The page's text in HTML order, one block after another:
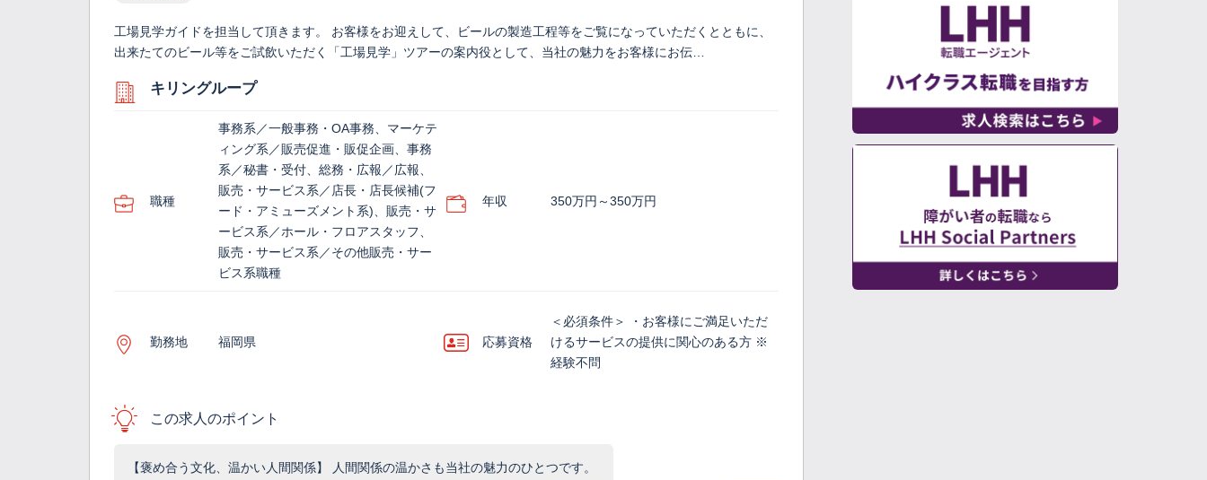
工場見学ガイドを担当して頂きます。 お客様をお迎えして、ビールの製造工程等をご覧になっていただくとともに、
出来たてのビール等をご試飲いただく「工場見学」ツアーの案内役として、当社の魅力をお客様にお伝…
キリングループ
職種
事務系／一般事務・OA事務、マーケテ
ィング系／販売促進・販促企画、事務
系／秘書・受付、総務・広報／広報、
販売・サービス系／店長・店長候補(フ
ード・アミューズメント系)、販売・サ
ービス系／ホール・フロアスタッフ、
販売・サービス系／その他販売・サー
ビス系職種
年収 350万円～350万円
勤務地 福岡県 応募資格
＜必須条件＞ ・お客様にご満足いただ
けるサービスの提供に関心のある方 ※
経験不問
この求人のポイント
【褒め合う文化、温かい人間関係】 人間関係の温かさも当社の魅力のひとつです。